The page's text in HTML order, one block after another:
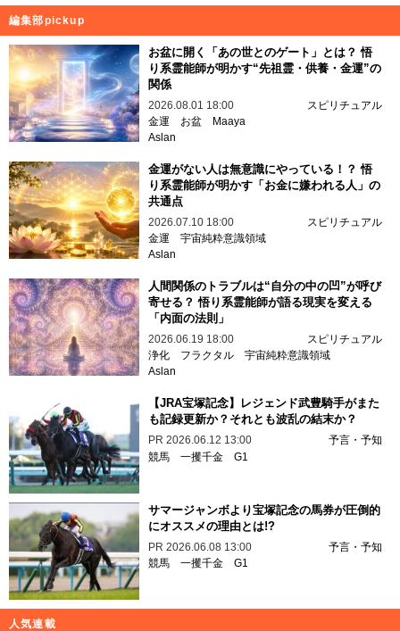
編集部pickup
お盆に開く「あの世とのゲート」とは？ 悟
り系霊能師が明かす“先祖霊・供養・金運”の
関係
2026.08.01 18:00
スピリチュアル
金運
お盆
Maaya
Aslan
金運がない人は無意識にやっている！？ 悟
り系霊能師が明かす「お金に嫌われる人」の
共通点
2026.07.10 18:00
スピリチュアル
金運 宇宙純粋意識領域
Aslan
人間関係のトラブルは“自分の中の凹”が呼び
寄せる？ 悟り系霊能師が語る現実を変える
「内面の法則」
2026.06.19 18:00
スピリチュアル
浄化
フラクタル 宇宙純粋意識領域
Aslan
【JRA宝塚記念】レジェンド武豊騎手がまた
も記録更新か？それとも波乱の結末か？
PR 2026.06.12 13:00
予言・予知
競馬 一攫千金 G1
サマージャンボより宝塚記念の馬券が圧倒的
にオススメの理由とは!?
PR 2026.06.08 13:00
予言・予知
競馬 一攫千金 G1
人気連載